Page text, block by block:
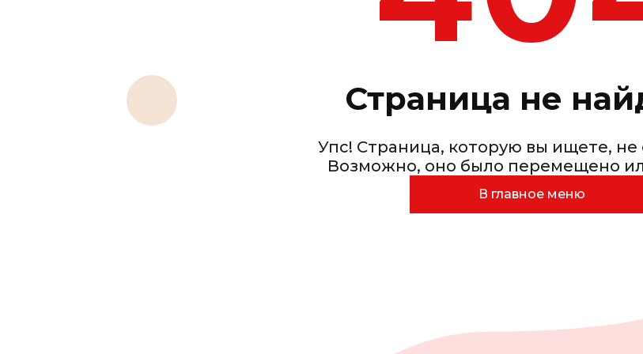
Страница не
Упс! Страница, которую вы ищете, не
Возможно, оно было перемещено
В главное меню